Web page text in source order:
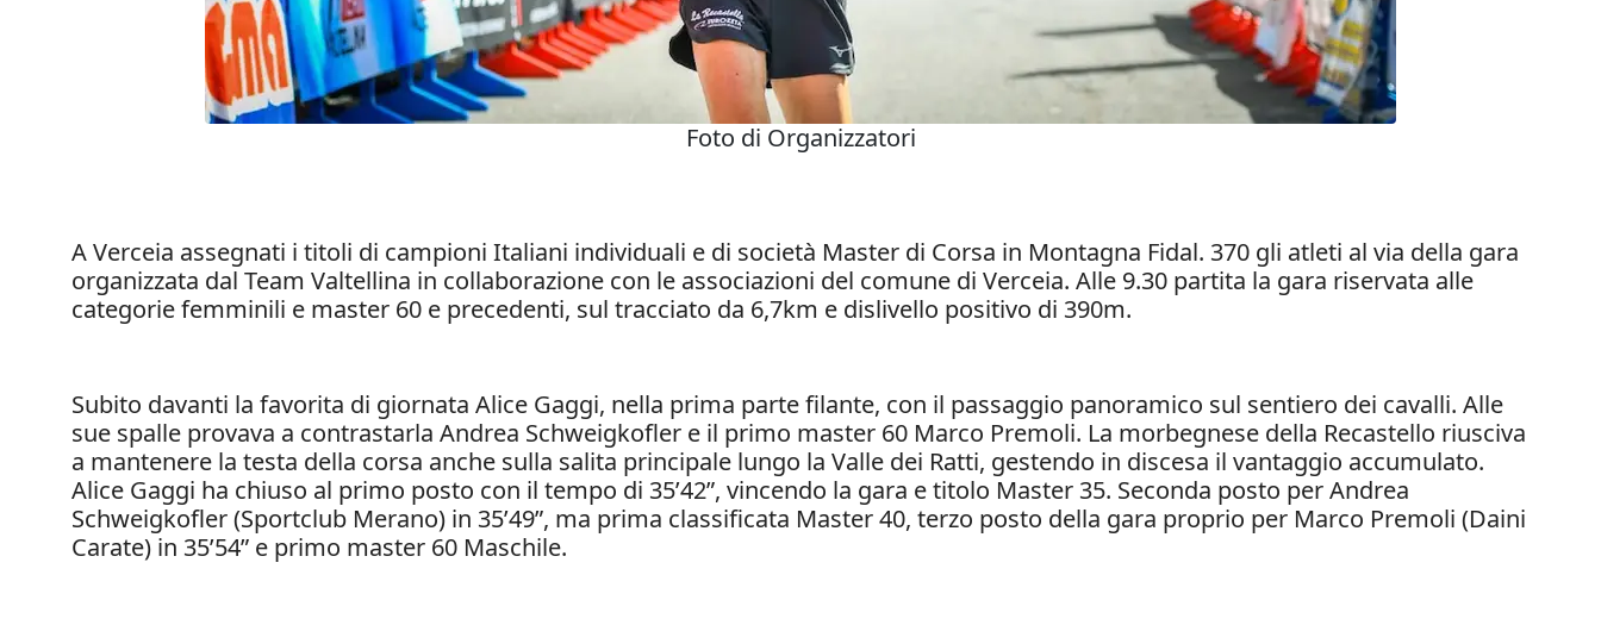
Foto di Organizzatori
A Verceia assegnati i titoli di campioni Italiani individuali e di società Master di Corsa in Montagna Fidal. 370 gli atleti al via della gara
organizzata dal Team Valtellina in collaborazione con le associazioni del comune di Verceia. Alle 9.30 partita la gara riservata alle
categorie femminili e master 60 e precedenti, sul tracciato da 6,7km e dislivello positivo di 390m.
Subito davanti la favorita di giornata Alice Gaggi, nella prima parte filante, con il passaggio panoramico sul sentiero dei cavalli. Alle
sue spalle provava a contrastarla Andrea Schweigkofler e il primo master 60 Marco Premoli. La morbegnese della Recastello riusciva
a mantenere la testa della corsa anche sulla salita principale lungo la Valle dei Ratti, gestendo in discesa il vantaggio accumulato.
Alice Gaggi ha chiuso al primo posto con il tempo di 35’42”, vincendo la gara e titolo Master 35. Seconda posto per Andrea
Schweigkofler (Sportclub Merano) in 35’49”, ma prima classificata Master 40, terzo posto della gara proprio per Marco Premoli (Daini
Carate) in 35’54” e primo master 60 Maschile.